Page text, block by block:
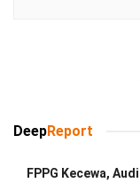
DeepReport
FPPG Kecewa,